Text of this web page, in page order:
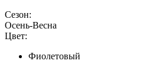
Сезон:
Осень-Весна
Цвет:
Фиолетовый